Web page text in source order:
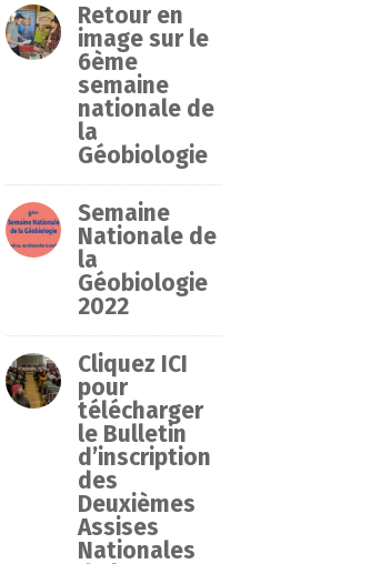
Retour en
image sur le
6ème
semaine
nationale de
la
Géobiologie
Semaine
Nationale de
la
Géobiologie
2022
Cliquez ICI
pour
télécharger
le Bulletin
d’inscription
des
Deuxièmes
Assises
Nationales